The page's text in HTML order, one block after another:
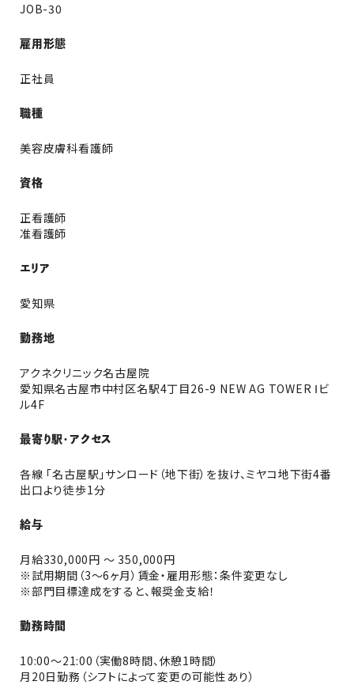
JOB-30
雇用形態
正社員
職種
美容皮膚科看護師
資格
正看護師
准看護師
エリア
愛知県
勤務地
アクネクリニック名古屋院
愛知県名古屋市中村区名駅4丁目26-9 NEW AG TOWER Ⅰビ
ル4F
最寄り駅・アクセス
各線 「名古屋駅」サンロード（地下街）を抜け、ミヤコ地下街4番
出口より徒歩1分
給与
月給330,000円 〜 350,000円
※試用期間（3～6ヶ月）賃金・雇用形態：条件変更なし
※部門目標達成をすると、報奨金支給！
勤務時間
10:00～21:00（実働8時間、休憩1時間）
月20日勤務（シフトによって変更の可能性あり）